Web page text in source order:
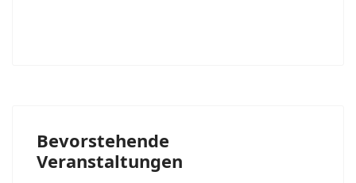
Bevorstehende
Veranstaltungen